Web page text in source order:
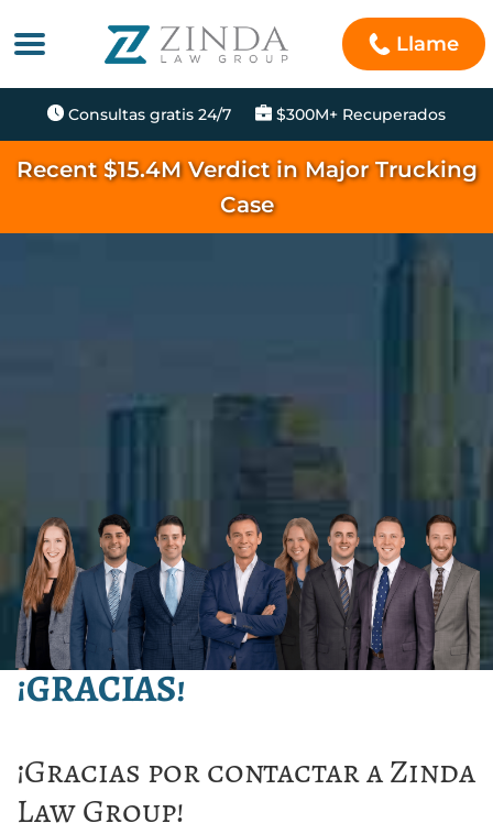
Llame
Consultas gratis 24/7 $300M+ Recuperados
Recent $15.4M Verdict in Major Trucking
Case
¡GRACIAS!
¡Gracias por contactar a Zinda
Law Group!